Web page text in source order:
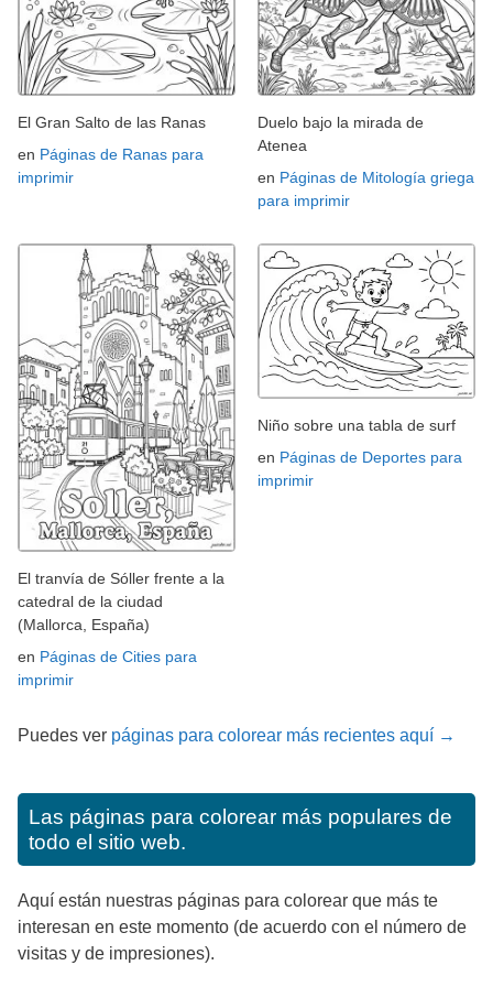
El Gran Salto de las Ranas
en Páginas de Ranas para
imprimir
Duelo bajo la mirada de
Atenea
en Páginas de Mitología griega
para imprimir
El tranvía de Sóller frente a la
catedral de la ciudad
(Mallorca, España)
en Páginas de Cities para
imprimir
Niño sobre una tabla de surf
en Páginas de Deportes para
imprimir
Puedes ver páginas para colorear más recientes aquí →
Las páginas para colorear más populares de
todo el sitio web.
Aquí están nuestras páginas para colorear que más te
interesan en este momento (de acuerdo con el número de
visitas y de impresiones).